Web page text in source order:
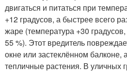
двигаться и питаться при
+12 градусов, а быстрее всего
жаре (температура +30
55 %). Этот вредитель
окне или застеклённом балконе,
тепличные растения. В уличных